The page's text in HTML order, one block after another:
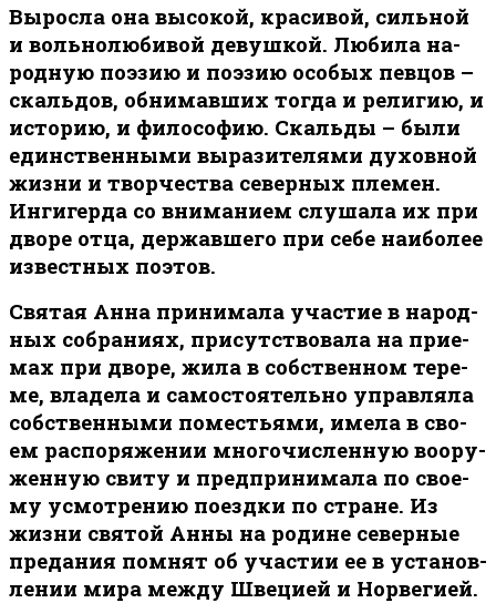
Выросла она высокой, красивой, сильной
и вольнолюбивой девушкой. Любила на­
род­ную по­э­зию и по­э­зию осо­бых пев­цов –
скаль­дов, об­ни­мав­ших то­гда и ре­ли­гию, и
ис­то­рию, и фило­со­фию. Скальды – были
единственными выразителями ду­хов­ной
жиз­ни и твор­че­ства се­вер­ных пле­мен.
Ингигерда со вниманием слу­шала их при
дво­ре от­ца, дер­жав­ше­го при се­бе наи­бо­лее
из­вест­ных по­этов.
Свя­тая Ан­на при­ни­ма­ла уча­стие в на­род­
ных со­бра­ни­ях, при­сут­ство­ва­ла на при­е­
мах при дво­ре, жи­ла в соб­ствен­ном те­ре­
ме, вла­де­ла и са­мо­сто­я­тель­но управ­ля­ла
соб­ствен­ны­ми по­ме­стья­ми, име­ла в сво­
ем рас­по­ря­же­нии мно­го­чис­лен­ную во­ору­
жен­ную сви­ту и пред­при­ни­ма­ла по сво­е­
му усмот­ре­нию по­езд­ки по стране. Из
жиз­ни свя­той Ан­ны на ро­дине се­вер­ные
пре­да­ния пом­нят об уча­стии ее в уста­нов­
ле­нии ми­ра меж­ду Шве­ци­ей и Нор­ве­ги­ей.